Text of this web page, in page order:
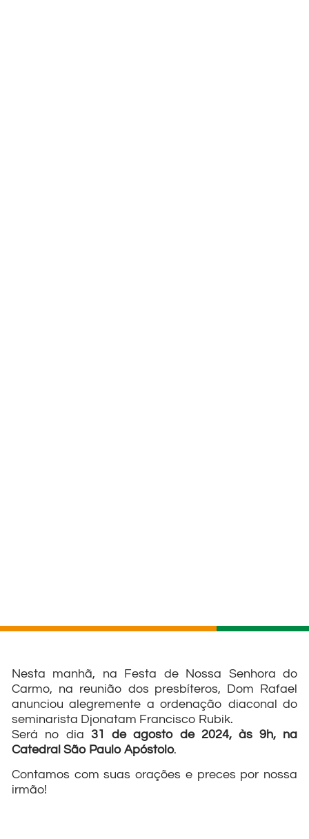
Nesta manhã, na Festa de Nossa Senhora do
Carmo, na reunião dos presbíteros, Dom Rafael
anunciou alegremente a ordenação diaconal do
seminarista Djonatam Francisco Rubik.
Será no dia 31 de agosto de 2024, às 9h, na
Catedral São Paulo Apóstolo.
Contamos com suas orações e preces por nossa
irmão!